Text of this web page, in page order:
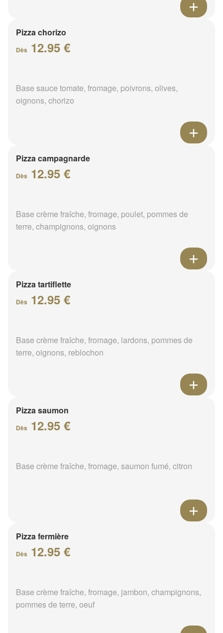
Pizza chorizo
Dès 12.95 €
Base sauce tomate, fromage, poivrons, olives,
oignons, chorizo
Pizza campagnarde
Dès 12.95 €
Base crème fraîche, fromage, poulet, pommes de
terre, champignons, oignons
Pizza tartiflette
Dès 12.95 €
Base crème fraîche, fromage, lardons, pommes de
terre, oignons, reblochon
Pizza saumon
Dès 12.95 €
Base crème fraîche, fromage, saumon fumé, citron
Pizza fermière
Dès 12.95 €
Base crème fraîche, fromage, jambon, champignons,
pommes de terre, oeuf